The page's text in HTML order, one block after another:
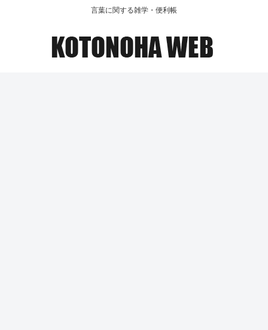
言葉に関する雑学・便利帳